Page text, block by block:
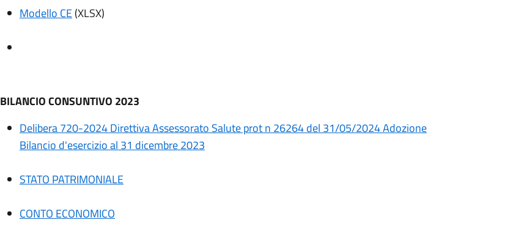
Modello CE(XLSX)
BILANCIO CONSUNTIVO 2023
Delibera 720-2024 Direttiva Assessorato Salute prot n 26264 del 31/05/2024 Adozione
Bilancio d'esercizio al 31 dicembre 2023
STATO PATRIMONIALE
CONTO ECONOMICO